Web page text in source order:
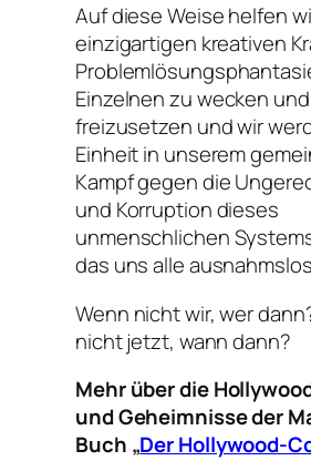
Auf diese Weise helfen
einzigartigen kreativen
Einzelnen zu wecken und
freizusetzen und wir
Einheit in unserem
Kampf gegen die
und Korruption dieses
unmenschlichen
das uns alle
Wenn nicht wir, wer
nicht jetzt, wann dann?
Mehr über die
und Geheimnisse der
Buch „Der Hollywood-